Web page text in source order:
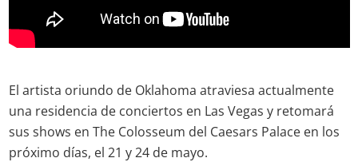
El artista oriundo de Oklahoma atraviesa actualmente
una residencia de conciertos en Las Vegas y retomará
sus shows en The Colosseum del Caesars Palace en los
próximo días, el 21 y 24 de mayo.